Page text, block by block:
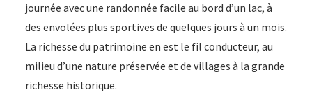
journée avec une randonnée facile au bord d’un lac, à
des envolées plus sportives de quelques jours à un mois.
La richesse du patrimoine en est le fil conducteur, au
milieu d’une nature préservée et de villages à la grande
richesse historique.